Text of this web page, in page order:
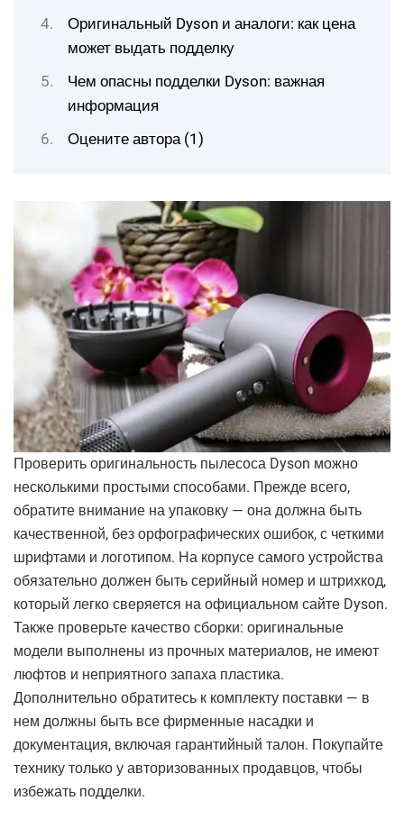
Оригинальный Dyson и аналоги: как цена
может выдать подделку
Чем опасны подделки Dyson: важная
информация
Оцените автора (1)
Проверить оригинальность пылесоса Dyson можно
несколькими простыми способами. Прежде всего,
обратите внимание на упаковку — она должна быть
качественной, без орфографических ошибок, с четкими
шрифтами и логотипом. На корпусе самого устройства
обязательно должен быть серийный номер и штрихкод,
который легко сверяется на официальном сайте Dyson.
Также проверьте качество сборки: оригинальные
модели выполнены из прочных материалов, не имеют
люфтов и неприятного запаха пластика.
Дополнительно обратитесь к комплекту поставки — в
нем должны быть все фирменные насадки и
документация, включая гарантийный талон. Покупайте
технику только у авторизованных продавцов, чтобы
избежать подделки.